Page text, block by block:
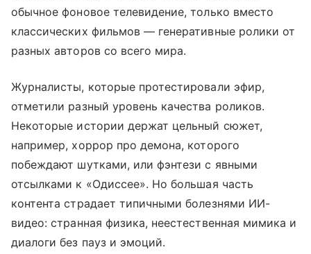
обычное фоновое телевидение, только вместо
классических фильмов — генеративные ролики от
разных авторов со всего мира.
Журналисты, которые протестировали эфир,
отметили разный уровень качества роликов.
Некоторые истории держат цельный сюжет,
например, хоррор про демона, которого
побеждают шутками, или фэнтези с явными
отсылками к «Одиссее». Но большая часть
контента страдает типичными болезнями ИИ-
видео: странная физика, неестественная мимика и
диалоги без пауз и эмоций.